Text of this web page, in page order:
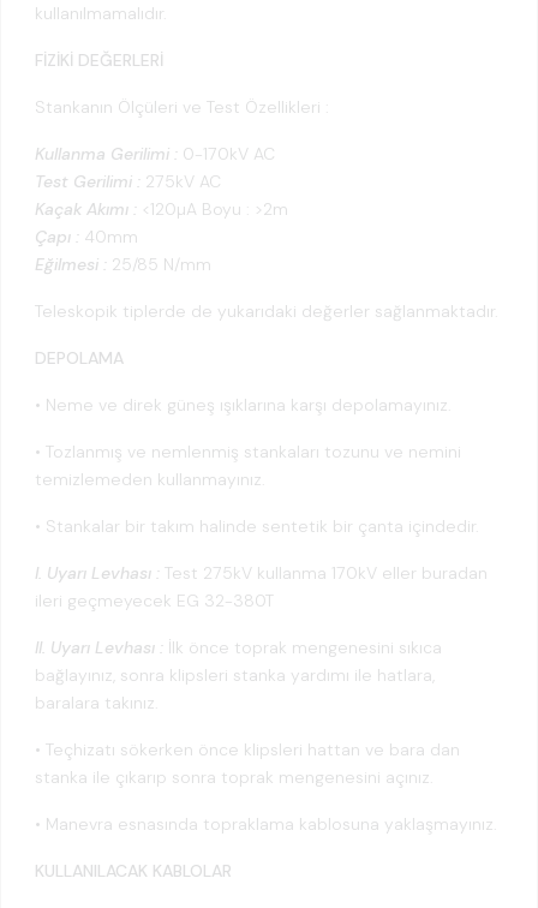
kullanılmamalıdır.
FİZİKİ DEĞERLERİ
Stankanın Ölçüleri ve Test Özellikleri :
Kullanma Gerilimi : 0-170kV AC
Test Gerilimi : 275kV AC
Kaçak Akımı : <120µA Boyu : >2m
Çapı : 40mm
Eğilmesi : 25/85 N/mm
Teleskopik tiplerde de yukarıdaki değerler sağlanmaktadır.
DEPOLAMA
• Neme ve direk güneş ışıklarına karşı depolamayınız.
• Tozlanmış ve nemlenmiş stankaları tozunu ve nemini
temizlemeden kullanmayınız.
• Stankalar bir takım halinde sentetik bir çanta içindedir.
I. Uyarı Levhası : Test 275kV kullanma 170kV eller buradan
ileri geçmeyecek EG 32-380T
II. Uyarı Levhası : İlk önce toprak mengenesini sıkıca
bağlayınız, sonra klipsleri stanka yardımı ile hatlara,
baralara takınız.
• Teçhizatı sökerken önce klipsleri hattan ve bara dan
stanka ile çıkarıp sonra toprak mengenesini açınız.
• Manevra esnasında topraklama kablosuna yaklaşmayınız.
KULLANILACAK KABLOLAR